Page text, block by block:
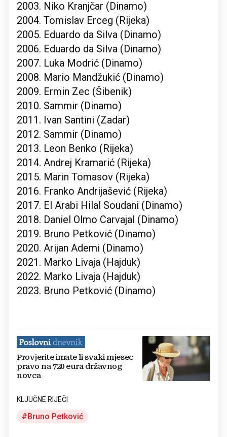
2003. Niko Kranjčar (Dinamo)
2004. Tomislav Erceg (Rijeka)
2005. Eduardo da Silva (Dinamo)
2006. Eduardo da Silva (Dinamo)
2007. Luka Modrić (Dinamo)
2008. Mario Mandžukić (Dinamo)
2009. Ermin Zec (Šibenik)
2010. Sammir (Dinamo)
2011. Ivan Santini (Zadar)
2012. Sammir (Dinamo)
2013. Leon Benko (Rijeka)
2014. Andrej Kramarić (Rijeka)
2015. Marin Tomasov (Rijeka)
2016. Franko Andrijašević (Rijeka)
2017. El Arabi Hilal Soudani (Dinamo)
2018. Daniel Olmo Carvajal (Dinamo)
2019. Bruno Petković (Dinamo)
2020. Arijan Ademi (Dinamo)
2021. Marko Livaja (Hajduk)
2022. Marko Livaja (Hajduk)
2023. Bruno Petković (Dinamo)
Provjerite imate li svaki mjesec
pravo na 720 eura državnog
novca
KLJUČNE RIJEČI
Bruno Petković